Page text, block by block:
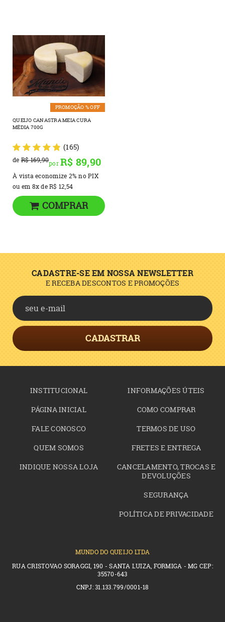
PROMOÇÃO % OFF
QUEIJO CANASTRA MEIA CURA
MÉDIA 700G
(165)
de R$ 169,90porR$ 89,90
À vista economize 2% no PIX
ou em 8xdeR$ 12,54
COMPRAR
CADASTRE-SE EM NOSSA NEWSLETTER
E RECEBA DESCONTOS E PROMOÇÕES
CADASTRAR
INSTITUCIONAL
PÁGINA INICIAL
FALE CONOSCO
QUEM SOMOS
INDIQUE NOSSA LOJA
INFORMAÇÕES ÚTEIS
COMO COMPRAR
TERMOS DE USO
FRETES E ENTREGA
CANCELAMENTO, TROCAS E
DEVOLUÇÕES
SEGURANÇA
POLÍTICA DE PRIVACIDADE
MUNDO DO QUEIJO LTDA
RUA CRISTOVAO SORAGGI, 190 - SANTA LUIZA, FORMIGA - MG CEP:
35570-643
CNPJ: 31.133.799/0001-18